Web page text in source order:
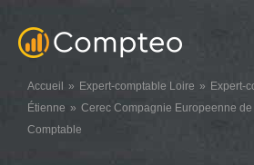
Accueil Expert-comptable Loire
Expert-
Étienne
Cerec Compagnie Europeenne de
Comptable